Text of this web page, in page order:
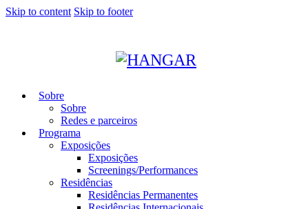
Skip to content Skip to footer
Sobre
Sobre
Redes e parceiros
Programa
Exposições
Exposições
Screenings/Performances
Residências
Residências Permanentes